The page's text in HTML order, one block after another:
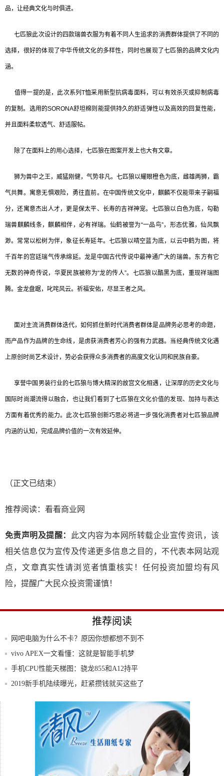
品，让经典文化与时俱进。
七匹狼此次设计的四款瑞兽衣服为有着不同人生追求的消费群体提供了不同的
选择，很好的体现了中华传统文化的多样性，同时也展现了七匹狼的品牌文化内
涵。
值得一提的是，此次系列T恤采用新型抗病毒面料，可以有效杀灭或抑制病毒
的复制。选用的SORONA舒坦棉则能提供持久的舒适弹性以及高效的回复性能，
并且面料柔软透气、舒适服帖。
除了在面料上的用心选择，七匹狼在图案开发上也大有文章。
狮为兽中之王，威猛刚健，气势非凡。七匹狼以耀眼橙色为底，雌雄两狮，霸
气共舞。寓意无惧艰险，勇往直前。在中国传统文化中，麒麟不仅能带来子嗣福
分，还寓意杰出人才，更是保太平、长寿的吉祥神宠。七匹狼以白色为底，勾勒
瑞兽麒麟线条，麒麟相伴，必有祥瑞。仙鹤被誉为“一品鸟”，形态优雅，仙风飘
渺。常常以松树为伴，象征长寿延年。七匹狼以晴空蓝为底，以云中鹤为图，将
千百年的宫廷瑞气传承绵延。龙是中国古代传说中最神通广大的瑞兽。东方有它
无数的神奇传说，华夏民族被称为“龙的传人”。七匹狼以酷黑为底，重现祥瑞图
腾。金龙盘踞，叱咤风云。祈福安佑，尽显王者之风。
面对主流消费群体迭代，如何抓住新时代消费者群体是品牌务必思考的命题，
而产品作为品牌的生命线，是虏获消费者芳心的强有力武器。当经典传统文化遇
上原创时尚艺术设计，势必会获得众多消费者的高度文化认同和民族自豪。
享誉中国男装行业的七匹狼与博大精深的故宫文化相遇，让深厚的历史文化与
国际时尚潮流得以融合，也让我们看到了七匹狼在文化价值的发现、加持与表达
方面有着优秀的能力。此次七匹狼创新巧思必将进一步强化消费者对七匹狼品牌
内涵的认知，完成品牌价值的一次有效延伸。
（正文已结束）
推荐阅读： 看看商业网
免责声明及提醒：
此文内容为本网所转载企业宣传资讯，该
相关信息仅为宣传及传递更多信息之目的，不代表本网站观
点，文章真实性请浏览者慎重核实！任何投资加盟均有风
险，提醒广大民众投资需谨慎！
推荐阅读
网吧电脑为什么不卡？原因你想都想不到不
卡很正
vivo APEX一文看懂：这就是智能手机梦
手机CPU性能天梯图：骁龙855和A12持平
2019新手机陆续曝光，赶紧攒钱就买这些了
手机充电发热很烫是怎么回事 手机充电记